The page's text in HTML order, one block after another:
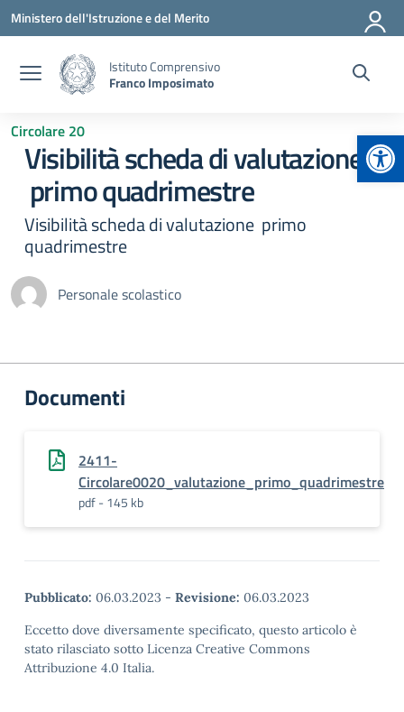
Vai ai contenuti
Vai al menu di navigazione
Vai al footer
Ministero dell'Istruzione e del Merito
Istituto Comprensivo
Franco Imposimato
Circolare 20
Visibilità scheda di valutazione
primo quadrimestre
Visibilità scheda di valutazione primo
quadrimestre
Personale scolastico
Documenti
2411-
Circolare0020_valutazione_primo_quadrimestre
pdf - 145 kb
Pubblicato: 06.03.2023 - Revisione: 06.03.2023
Eccetto dove diversamente specificato, questo articolo è
stato rilasciato sotto Licenza Creative Commons
Attribuzione 4.0 Italia.